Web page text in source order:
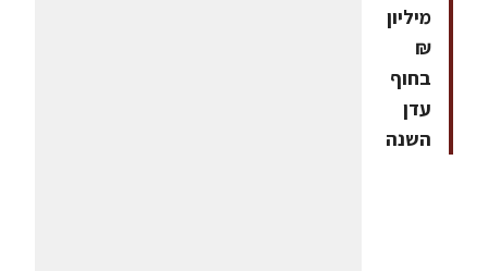
מיליון
₪
בחוף
עדן
השנה